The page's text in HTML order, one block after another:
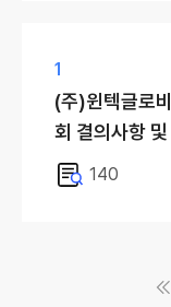
1
(주)윈텍글로
회 결의사항 및
140